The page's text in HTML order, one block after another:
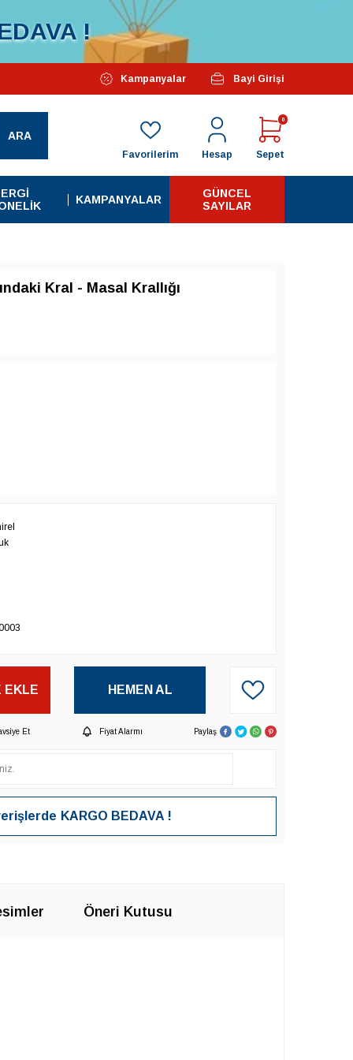
!
Özel Kampanyalarımız Başlamıştır...
Kampanyalar Bayi Girişi
ARA
Sepet
0
Hesap
Favorilerim
KAMPANYALAR
GÜNCEL
SAYILAR
Kral - Masal Krallığı
EKLE HEMEN AL
Et Fiyat Alarmı Paylaş
KARGO BEDAVA !
Öneri Kutusu